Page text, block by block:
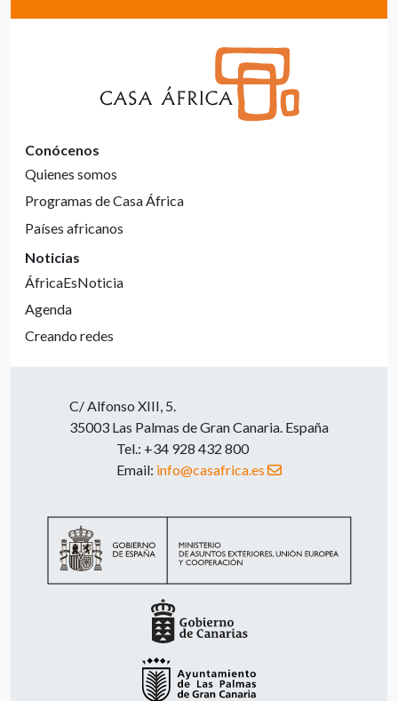
Conócenos
Quienes somos
Programas de Casa África
Países africanos
Noticias
ÁfricaEsNoticia
Agenda
Creando redes
C/ Alfonso XIII, 5.
35003 Las Palmas de Gran Canaria. España
Tel.: +34 928 432 800
Email: info@casafrica.es